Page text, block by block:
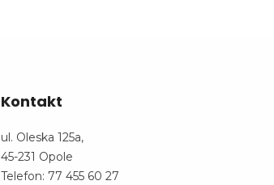
Kontakt
ul. Oleska 125a,
45-231 Opole
Telefon: 77 455 60 27